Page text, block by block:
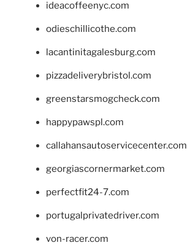
ideacoffeenyc.com
odieschillicothe.com
lacantinitagalesburg.com
pizzadeliverybristol.com
greenstarsmogcheck.com
happypawspl.com
callahansautoservicecenter.com
georgiascornermarket.com
perfectfit24-7.com
portugalprivatedriver.com
von-racer.com